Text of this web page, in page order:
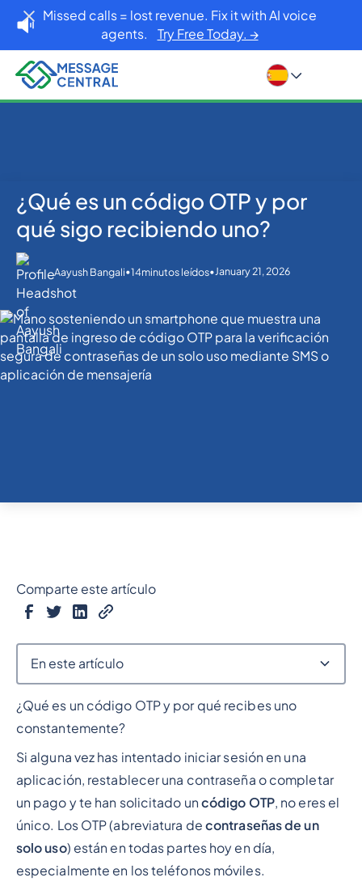
Missed calls = lost revenue. Fix it with AI voice
agents. Try Free Today. →
Inicio Blog
OTP SMS Verification
¿Qué es un código OTP y por qué sigo recibiendo
uno?
¿Qué es un código OTP y por
qué sigo recibiendo uno?
Aayush Bangali•14minutos leídos•January 21, 2026
¿Qué es un código OTP y por qué recibes uno
constantemente?
Si alguna vez has intentado iniciar sesión en una
aplicación, restablecer una contraseña o completar
un pago y te han solicitado un código OTP, no eres el
único. Los OTP (abreviatura de contraseñas de un
solo uso) están en todas partes hoy en día,
especialmente en los teléfonos móviles.
Comparte este artículo
En este artículo
Epígrafe 2